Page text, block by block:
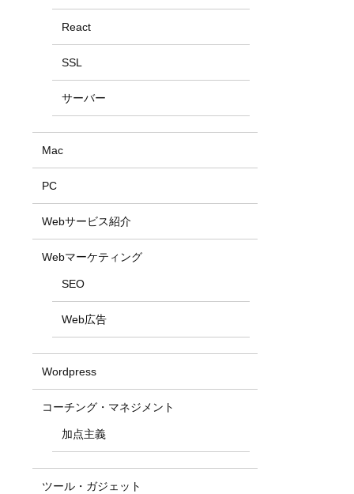
React
SSL
サーバー
Mac
PC
Webサービス紹介
Webマーケティング
SEO
Web広告
Wordpress
コーチング・マネジメント
加点主義
ツール・ガジェット